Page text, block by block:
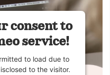
consent to
service!
to load due to
to the visitor.